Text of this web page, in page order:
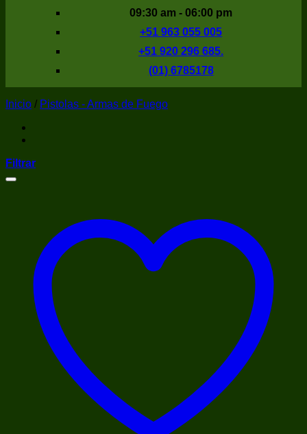
09:30 am - 06:00 pm
+51 963 055 005
+51 920 296 685.
(01) 6785178
Inicio / Pistolas - Armas de Fuego
Filtrar